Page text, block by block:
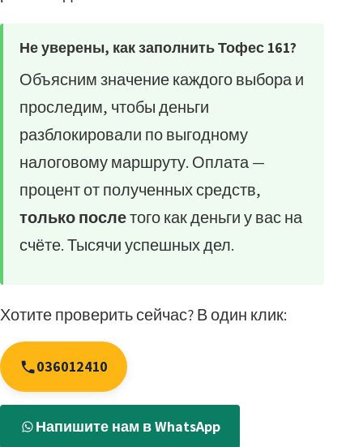
Не уверены, как заполнить Тофес 161?
Объясним значение каждого выбора и
проследим, чтобы деньги
разблокировали по выгодному
налоговому маршруту. Оплата —
процент от полученных средств,
только послетого как деньги у вас на
счёте. Тысячи успешных дел.
Хотите проверить сейчас? В один клик:
036012410
Напишите нам в WhatsApp